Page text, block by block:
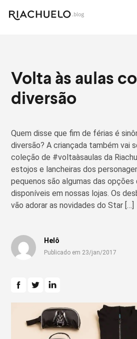
Volta às aulas
diversão
Quem disse que fim de férias é
diversão? A criançada também vai
coleção de #voltaàsaulas da
estojos e lancheiras dos
pequenos são algumas das opções
disponíveis em nossas lojas. Os
vão adorar as novidades do Star […]
Helô
Publicado em 23/jan/2017